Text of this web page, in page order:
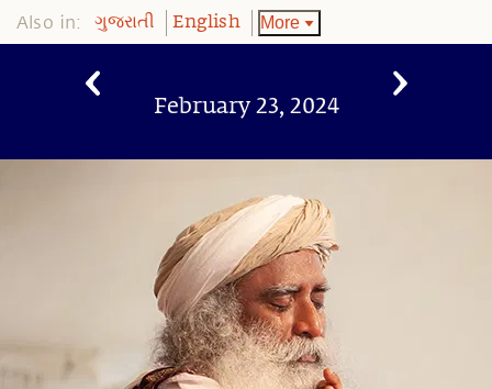
Also in: ગુજરાતી English More
February 23, 2024